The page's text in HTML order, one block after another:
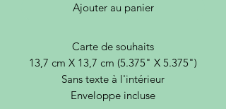
Ajouter au panier
Carte de souhaits
13,7 cm X 13,7 cm (5.375" X 5.375")
Sans texte à l'intérieur
Enveloppe incluse